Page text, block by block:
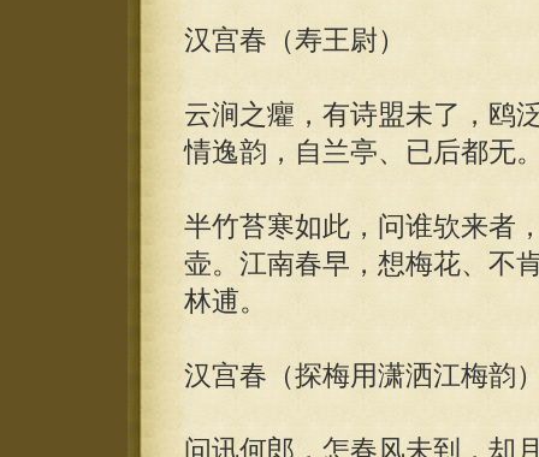
汉宫春（寿王尉）
云涧之癯，有诗盟未了，鸥
情逸韵，自兰亭、已后都无
半竹苔寒如此，问谁欤来者
壶。江南春早，想梅花、不
林逋。
汉宫春（探梅用潇洒江梅韵
问讯何郎，怎春风未到，却